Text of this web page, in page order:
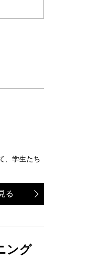
、学生たち
る
ング